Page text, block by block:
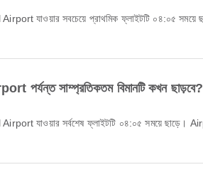
পর্যন্ত সাম্প্রতিকতম বিমানটি কখন ছাড়বে?